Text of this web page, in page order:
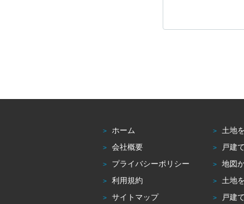
ホーム 土地
会社概要
戸建
プライバシーポリシー
地図
利用規約
土地
サイトマップ
戸建